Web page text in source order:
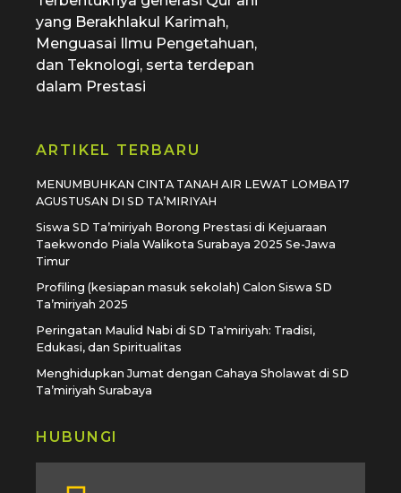
yang Berakhlakul Karimah,
Menguasai Ilmu Pengetahuan,
dan Teknologi, serta terdepan
dalam Prestasi
ARTIKEL TERBARU
MENUMBUHKAN CINTA TANAH AIR LEWAT LOMBA 17
AGUSTUSAN DI SD TA’MIRIYAH
Siswa SD Ta’miriyah Borong Prestasi di Kejuaraan
Taekwondo Piala Walikota Surabaya 2025 Se-Jawa
Timur
Profiling (kesiapan masuk sekolah) Calon Siswa SD
Ta’miriyah 2025
Peringatan Maulid Nabi di SD Ta'miriyah: Tradisi,
Edukasi, dan Spiritualitas
Menghidupkan Jumat dengan Cahaya Sholawat di SD
Ta’miriyah Surabaya
HUBUNGI